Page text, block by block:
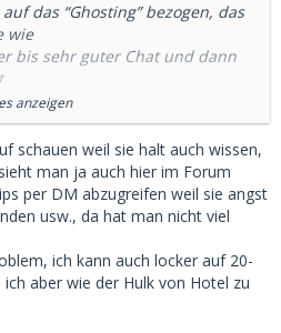
das “Ghosting” bezogen, das
wie
bis sehr guter Chat und dann
zu wechseln, danach kommt
vereinbart und Tage
Hotel gebucht, du fährst
nicht
nicht.
anzeigen
schauen weil sie halt auch wissen,
man ja auch hier im Forum
per DM abzugreifen weil sie angst
usw., da hat man nicht viel
ich kann auch locker auf 20-
aber wie der Hulk von Hotel zu